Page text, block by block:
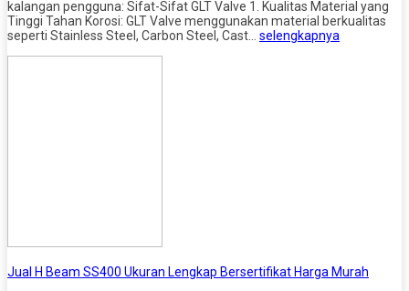
kalangan pengguna: Sifat-Sifat GLT Valve 1. Kualitas Material yang
Tinggi Tahan Korosi: GLT Valve menggunakan material berkualitas
seperti Stainless Steel, Carbon Steel, Cast… selengkapnya
Jual H Beam SS400 Ukuran Lengkap Bersertifikat Harga Murah